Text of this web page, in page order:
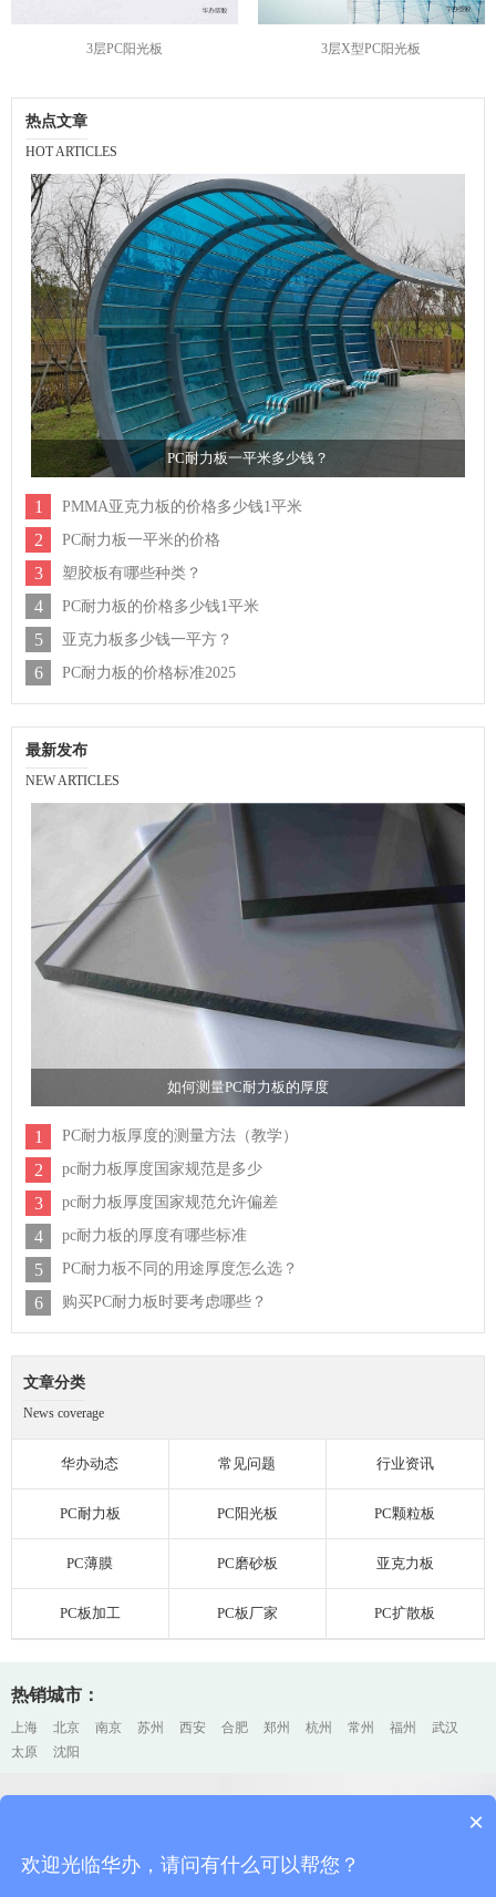
3层PC阳光板 3层X型PC阳光板
热点文章
HOT ARTICLES
PC耐力板一平米多少钱？
1 PMMA亚克力板的价格多少钱1平米
2 PC耐力板一平米的价格
3 塑胶板有哪些种类？
4 PC耐力板的价格多少钱1平米
5 亚克力板多少钱一平方？
6 PC耐力板的价格标准2025
最新发布
NEW ARTICLES
如何测量PC耐力板的厚度
1 PC耐力板厚度的测量方法（教学）
2 pc耐力板厚度国家规范是多少
3 pc耐力板厚度国家规范允许偏差
4 pc耐力板的厚度有哪些标准
5 PC耐力板不同的用途厚度怎么选？
6 购买PC耐力板时要考虑哪些？
文章分类
News coverage
华办动态 常见问题 行业资讯
PC耐力板 PC阳光板 PC颗粒板
PC薄膜 PC磨砂板 亚克力板
PC板加工 PC板厂家 PC扩散板
热销城市：
上海 北京 南京 苏州 西安 合肥 郑州 杭州 常州 福州
武汉
太原
沈阳
欢迎咨询华办，您的每一个电话、邮件、留言，我们都会认真对待
×
欢迎光临华办，请问有什么可以帮您？